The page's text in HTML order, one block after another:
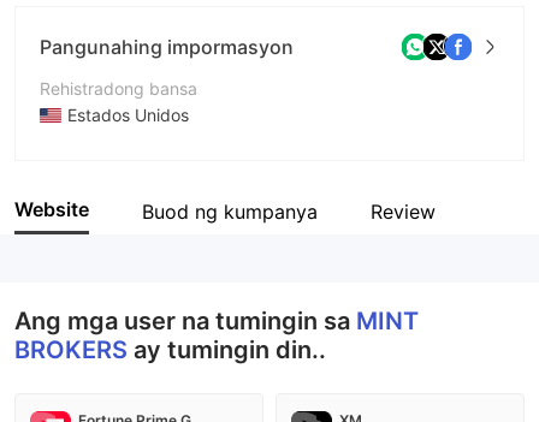
Pangunahing impormasyon
Rehistradong bansa
Estados Unidos
Kumpanya
Website Buod ng kumpanya Review
Ang mga user na tumingin sa MINT
BROKERS ay tumingin din..